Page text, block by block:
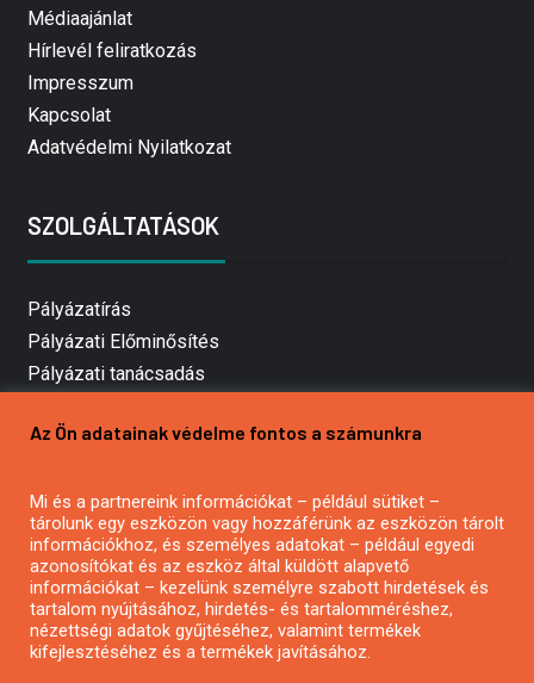
Médiaajánlat
Hírlevél feliratkozás
Impresszum
Kapcsolat
Adatvédelmi Nyilatkozat
SZOLGÁLTATÁSOK
Pályázatírás
Pályázati Előminősítés
Pályázati tanácsadás
Mezőgazdasági pályázatírás
Pályázatírás civil szervezeteknek
Pályázatírás önkormányzatoknak
Pályázatfigyelés
Specifikus pályázatfigyelés vagy hírlevél
Az Ön adatainak védelme fontos a számunkra
Mi és a partnereink információkat – például sütiket –
tárolunk egy eszközön vagy hozzáférünk az eszközön tárolt
információkhoz, és személyes adatokat – például egyedi
azonosítókat és az eszköz által küldött alapvető
információkat – kezelünk személyre szabott hirdetések és
tartalom nyújtásához, hirdetés- és tartalomméréshez,
nézettségi adatok gyűjtéséhez, valamint termékek
kifejlesztéséhez és a termékek javításához.